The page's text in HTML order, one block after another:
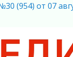
по карману
(954) от 07